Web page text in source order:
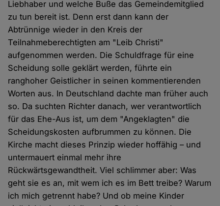
Liebhaber und welche Buße das Gemeindemitglied
zu tun bereit ist. Denn erst dann kann der
Abtrünnige wieder in den Kreis der
Teilnahmeberechtigten am "Leib Christi"
aufgenommen werden. Die Schuldfrage für eine
Scheidung solle geklärt werden, führte ein
ranghoher Geistlicher in seinen kommentierenden
Worten aus. In Deutschland dachte man früher auch
so. Da suchten Richter danach, wer verantwortlich
für das Ehe-Aus ist, um dem "Angeklagten" die
Scheidungskosten aufbrummen zu können. Die
Kirche macht dieses Prinzip wieder hoffähig – und
untermauert einmal mehr ihre
Rückwärtsgewandtheit. Viel schlimmer aber: Was
geht sie es an, mit wem ich es im Bett treibe? Warum
ich mich getrennt habe? Und ob meine Kinder